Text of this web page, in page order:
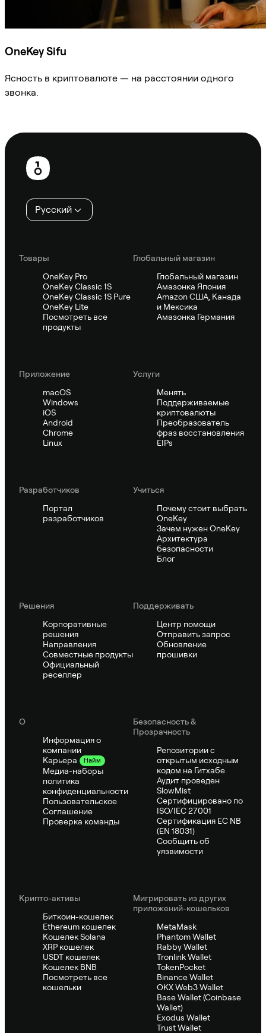
OneKey Sifu
Ясность в криптовалюте — на расстоянии одного
звонка.
Нижний
колонтитул
Русский
Товары
OneKey Pro
OneKey Classic 1S
OneKey Classic 1S Pure
OneKey Lite
Посмотреть все
продукты
Глобальный магазин
Глобальный магазин
Амазонка Япония
Amazon США, Канада
и Мексика
Амазонка Германия
Приложение
macOS
Windows
iOS
Android
Chrome
Linux
Услуги
Менять
Поддерживаемые
криптовалюты
Преобразователь
фраз восстановления
EIPs
Pазработчиков
Портал
разработчиков
Учиться
Почему стоит выбрать
OneKey
Зачем нужен OneKey
Архитектура
безопасности
Блог
Решения
Корпоративные
решения
Направления
Совместные продукты
Официальный
реселлер
Поддерживать
Центр помощи
Отправить запрос
Обновление
прошивки
О
Информация о
компании
Карьера
Найм
Медиа-наборы
политика
конфиденциальности
Пользовательское
Соглашение
Проверка команды
Безопасность &
Прозрачность
Репозитории с
открытым исходным
кодом на Гитхабе
Аудит проведен
SlowMist
Сертифицировано по
ISO/IEC 27001
Сертификация ЕС NB
(EN 18031)
Сообщить об
уязвимости
Крипто-активы
Биткоин-кошелек
Ethereum кошелек
Кошелек Solana
XRP кошелек
USDT кошелек
Кошелек BNB
Посмотреть все
кошельки
Мигрировать из других
приложений-кошельков
MetaMask
Phantom Wallet
Rabby Wallet
Tronlink Wallet
TokenPocket
Binance Wallet
OKX Web3 Wallet
Base Wallet (Coinbase
Wallet)
Exodus Wallet
Trust Wallet